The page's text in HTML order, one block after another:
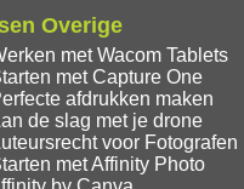
Overige
met Wacom Tablets
met Capture One
afdrukken maken
de slag met je drone
voor Fotografen
met Affinity Photo